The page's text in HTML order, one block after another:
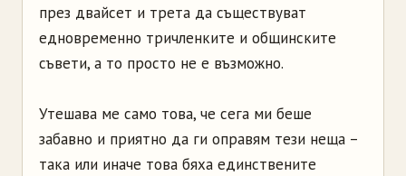
през двайсет и трета да съществуват
едновременно тричленките и общинските
съвети, а то просто не е възможно.
Утешава ме само това, че сега ми беше
забавно и приятно да ги оправям тези неща –
така или иначе това бяха единствените